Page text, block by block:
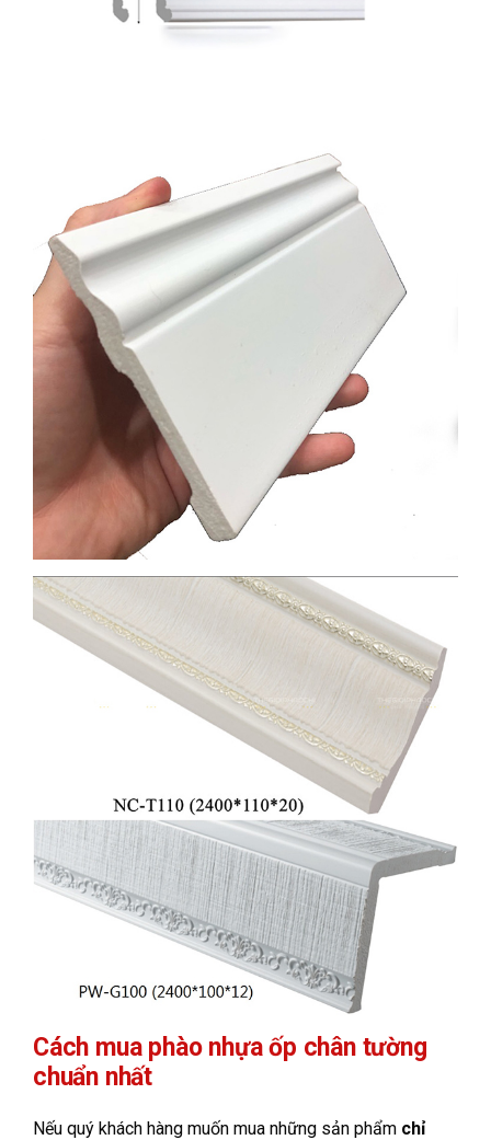
Cách mua phào nhựa ốp chân tường
chuẩn nhất
Nếu quý khách hàng muốn mua những sản phẩm chỉ